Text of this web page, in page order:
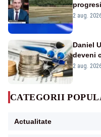
2 aug.
Daniel
deveni
2 aug.
CATEGORII
Actualitate